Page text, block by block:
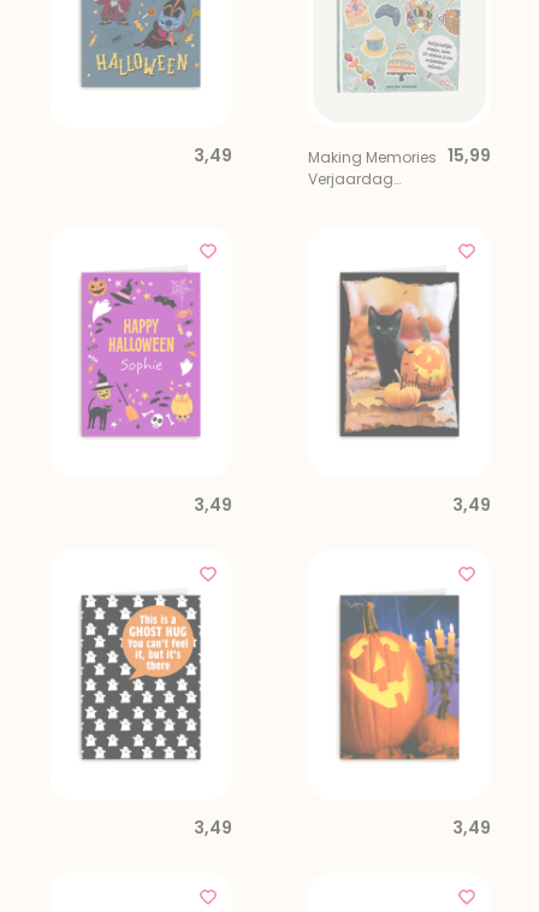
3,49
Making Memories
Verjaardag
15,99
3,49 3,49
3,49 3,49